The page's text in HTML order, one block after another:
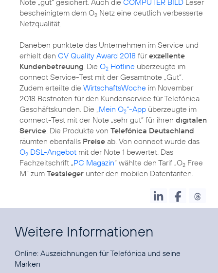
bescheinigtem dem O2 Netz eine deutlich verbesserte
Netzqualität.
Daneben punktete das Unternehmen im Service und
erhielt den CV Quality Award 2018 fürexzellente
Kundenbetreuung . Die O2 Hotline überzeugte im
connect Service-Test mit der Gesamtnote „Gut“.
Zudem erteilte die WirtschaftsWoche im November
2018 Bestnoten für den Kundenservice für Telefónica
Geschäftskunden. Die „Mein O2“-App überzeugte im
connect-Test mit der Note „sehr gut“ für ihren digitalen
Service . Die Produkte von Telefónica Deutschland
räumten ebenfalls Preise ab. Von connect wurde das
O2 DSL-Angebot mit der Note 1 bewertet. Das
Fachzeitschrift „PC Magazin“ wählte den Tarif „O2 Free
M“ zum Testsieger unter den mobilen Datentarifen.
Weitere Informationen
Online: Auszeichnungen für Telefónica und seine
Marken